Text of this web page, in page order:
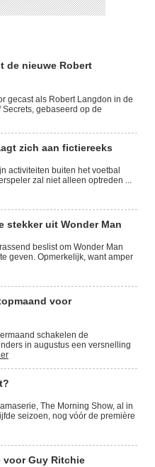
de nieuwe Robert
gecast als Robert Langdon in de
gebaseerd op de
zich aan fictiereeks
activiteiten buiten het voetbal
zal niet alleen optreden ...
stekker uit Wonder Man
beslist om Wonder Man
geven. Opmerkelijk, want amper
voor
schakelen de
in augustus een versnelling
The Morning Show, al in
seizoen, nog vóór de première
voor Guy Ritchie